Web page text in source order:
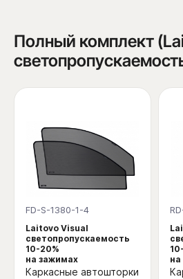
Полный комплект
FD-S-1380-1-4
Laitovo Visual
светопропускаемость
10-20%
на зажимах
Каркасные автошторки